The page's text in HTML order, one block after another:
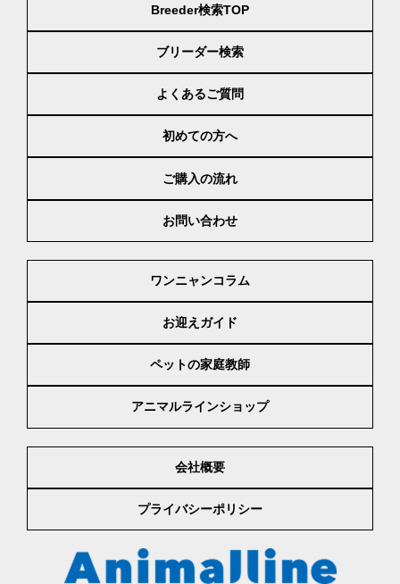
Breeder検索TOP
ブリーダー検索
よくあるご質問
初めての方へ
ご購入の流れ
お問い合わせ
ワンニャンコラム
お迎えガイド
ペットの家庭教師
アニマルラインショップ
会社概要
プライバシーポリシー